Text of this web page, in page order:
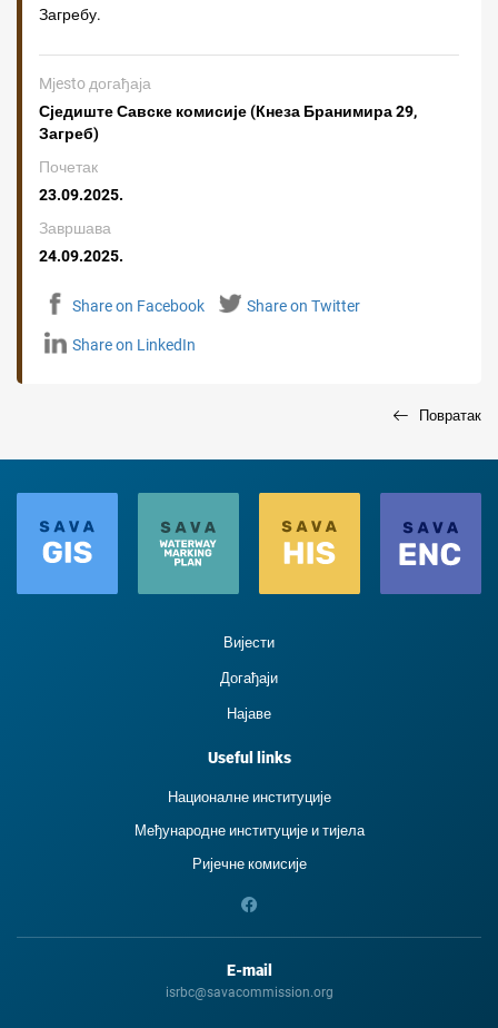
Загребу.
Mјesto догађаја
Сједиште Савске комисије (Кнеза Бранимира 29,
Загреб)
Почетак
23.09.2025.
Завршава
24.09.2025.
Share on Facebook Share on Twitter
Share on LinkedIn
Повратак
Вијести
Догађаји
Најаве
Useful links
Националне институције
Међународне институције и тиjела
Ријечне комисије
E-mail
isrbc@savacommission.org